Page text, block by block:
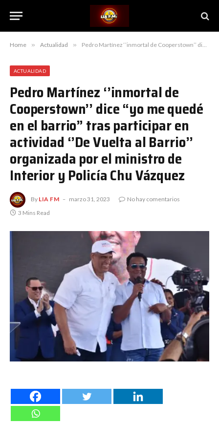
Home » Actualidad » Pedro Martínez ‘’inmortal de Cooperstown’’ dice “yo me quedé en el barrio” tras participar en actividad ‘’De Vuelta al Barrio’’ organizada por el ministro de Interior y Policía Chu Vázquez
ACTUALIDAD
Pedro Martínez ‘’inmortal de
Cooperstown’’ dice “yo me quedé
en el barrio” tras participar en
actividad ‘’De Vuelta al Barrio’’
organizada por el ministro de
Interior y Policía Chu Vázquez
By LIA FM marzo 31, 2023
No hay comentarios
3 Mins Read